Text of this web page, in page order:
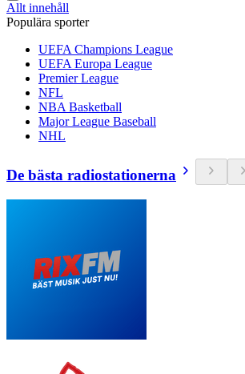
Allt innehåll
Populära sporter
UEFA Champions League
UEFA Europa League
Premier League
NFL
NBA Basketball
Major League Baseball
NHL
De bästa radiostationerna